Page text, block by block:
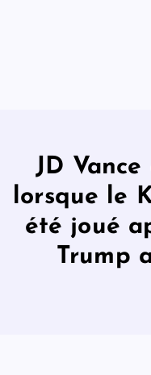
JD
lorsque le
été joué
Trump